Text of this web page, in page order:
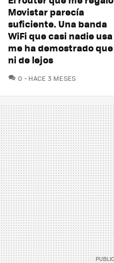
Movistar parecía
suficiente. Una banda
WiFi que casi nadie usa
me ha demostrado que
ni de lejos
0 COMENTARIOS
HACE 3 MESES